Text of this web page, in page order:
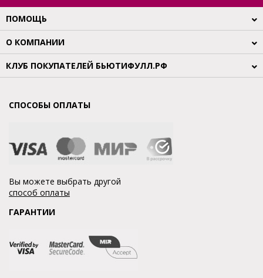
ПОМОЩЬ
О КОМПАНИИ
КЛУБ ПОКУПАТЕЛЕЙ БЬЮТИФУЛЛ.РФ
СПОСОБЫ ОПЛАТЫ
Вы можете выбрать другой
способ оплаты
ГАРАНТИИ